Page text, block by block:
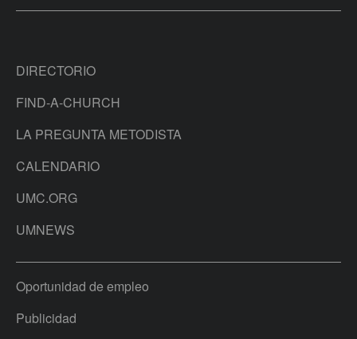
DIRECTORIO
FIND-A-CHURCH
LA PREGUNTA METODISTA
CALENDARIO
UMC.ORG
UMNEWS
Oportunidad de empleo
Publicidad